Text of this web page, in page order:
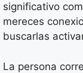
significativo
mereces
buscarlas
La persona